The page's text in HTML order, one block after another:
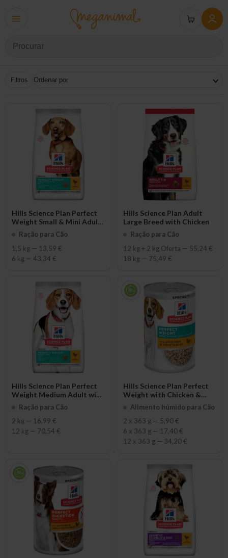
Filtros
Hills Science Plan Perfect
Weight Small & Mini Adult
with Chicken
Ração para Cão
1,5 kg — 13,59 €
6 kg — 43,34 €
Hills Science Plan Adult
Large Breed with Chicken
Ração para Cão
12 kg + 2 kg Oferta — 55,24 €
18 kg — 75,49 €
Hills Science Plan Perfect
Weight Medium Adult with
Chicken
Ração para Cão
2 kg — 16,99 €
12 kg — 70,54 €
Hills Science Plan Perfect
Weight with Chicken &
Vegetables
Alimento húmido para Cão
2 x 363 g — 5,90 €
6 x 363 g — 17,40 €
12 x 363 g — 34,20 €